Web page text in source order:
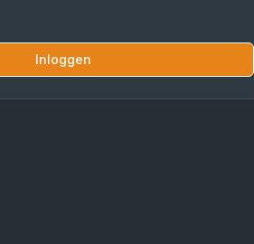
Inloggen